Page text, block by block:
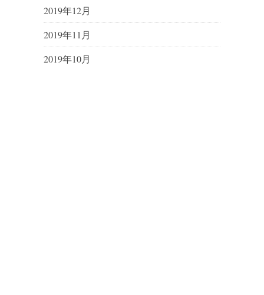
2019年12月
2019年11月
2019年10月